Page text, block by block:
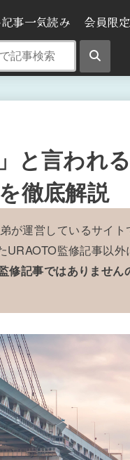
事一気読み 会員限
と言われ
徹底解説
が運営しているサイ
URAOTO監修記事以
修記事ではありません